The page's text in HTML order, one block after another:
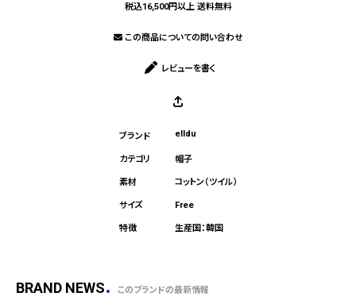
税込16,500円以上 送料無料
この商品についての問い合わせ
レビューを書く
elldu
帽子
コットン（ツイル）
Free
生産国：韓国
BRAND NEWS このブランドの最新情報